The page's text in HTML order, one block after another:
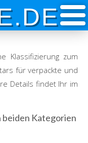
Klassifizierung zum
für verpackte und
Details findet Ihr im
beiden Kategorien